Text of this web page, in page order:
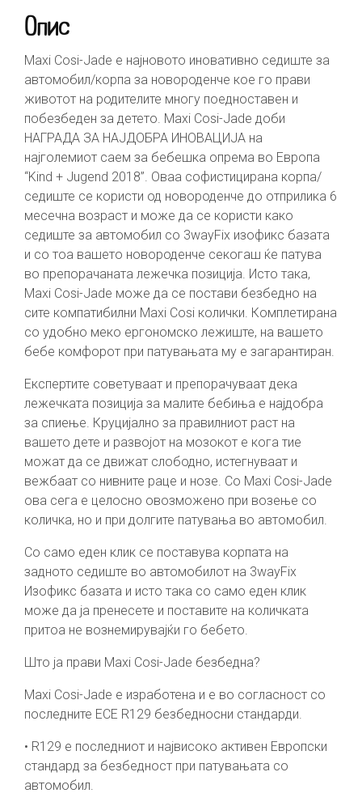
Опис
Maxi Cosi-Jade е најновото иновативно седиште за
автомобил/корпа за новороденче кое го прави
животот на родителите многу поедноставен и
побезбеден за детето. Maxi Cosi-Jade доби
НАГРАДА ЗА НАЈДОБРА ИНОВАЦИЈА на
најголемиот саем за бебешка опрема во Европа
“Kind + Jugend 2018”. Оваа софистицирана корпа/
седиште се користи од новороденче до отприлика 6
месечна возраст и може да се користи како
седиште за автомобил со 3wayFix изофикс базата
и со тоа вашето новороденче секогаш ќе патува
во препорачаната лежечка позиција. Исто така,
Maxi Cosi-Jade може да се постави безбедно на
сите компатибилни Maxi Cosi колички. Комплетирана
со удобно меко ергономско лежиште, на вашето
бебе комфорот при патувањата му е загарантиран.
Експертите советуваат и препорачуваат дека
лежечката позиција за малите бебиња е најдобра
за спиење. Круцијално за правилниот раст на
вашето дете и развојот на мозокот е кога тие
можат да се движат слободно, истегнуваат и
вежбаат со нивните раце и нозе. Со Maxi Cosi-Jade
ова сега е целосно овозможено при возење со
количка, но и при долгите патувања во автомобил.
Со само еден клик се поставува корпата на
задното седиште во автомобилот на 3wayFix
Изофикс базата и исто така со само еден клик
може да ја пренесете и поставите на количката
притоа не вознемирувајќи го бебето.
Што ја прави Maxi Cosi-Jade безбедна?
Maxi Cosi-Jade е изработена и е во согласност со
последните ECE R129 безбедносни стандарди.
• R129 е последниот и највисоко активен Европски
стандард за безбедност при патувањата со
автомобил.